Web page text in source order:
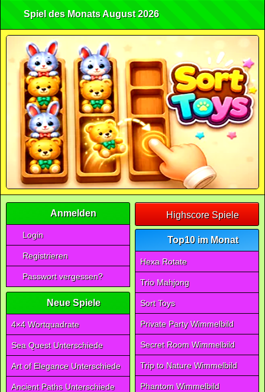
Spiel des Monats August 2026
Anmelden
Login
Registrieren
Passwort vergessen?
Neue Spiele
4×4 Wortquadrate
Sea Quest Unterschiede
Art of Elegance Unterschiede
Ancient Paths Unterschiede
Highscore Spiele
Top10 im Monat
Hexa Rotate
Trio Mahjong
Sort Toys
Private Party Wimmelbild
Secret Room Wimmelbild
Trip to Nature Wimmelbild
Phantom Wimmelbild